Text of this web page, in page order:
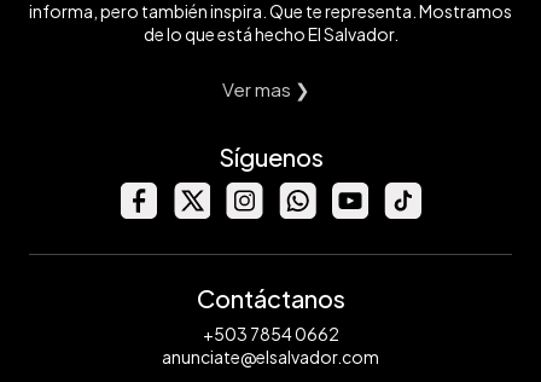
informa, pero también inspira. Que te representa. Mostramos
de lo que está hecho El Salvador.
Ver mas ❯
Síguenos
Contáctanos
+503 7854 0662
anunciate@elsalvador.com